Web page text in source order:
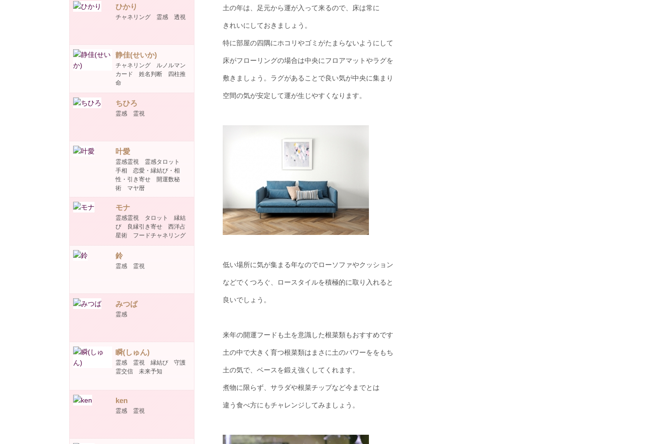
ひかり
チャネリング 霊感 透視
静佳(せいか)
チャネリング ルノルマン
カード 姓名判断 四柱推
命
ちひろ
霊感 霊視
叶愛
霊感霊視 霊感タロット
手相 恋愛・縁結び・相
性・引き寄せ 開運数秘
術 マヤ暦
モナ
霊感霊視 タロット 縁結
び 良縁引き寄せ 西洋占
星術 フードチャネリング
鈴
霊感 霊視
みつば
霊感
瞬(しゅん)
霊感 霊視 縁結び 守護
霊交信 未来予知
ken
霊感 霊視
土の年は、足元から運が入って来るので、床は常に
きれいにしておきましょう。
特に部屋の四隅にホコリやゴミがたまらないようにして
床がフローリングの場合は中央にフロアマットやラグを
敷きましょう。ラグがあることで良い気が中央に集まり
空間の気が安定して運が生じやすくなります。
低い場所に気が集まる年なのでローソファやクッション
などでくつろぐ、ロースタイルを積極的に取り入れると
良いでしょう。
来年の開運フードも土を意識した根菜類もおすすめです
土の中で大きく育つ根菜類はまさに土のパワーををもち
土の気で、ベースを鍛え強くしてくれます。
煮物に限らず、サラダや根菜チップなど今までとは
違う食べ方にもチャレンジしてみましょう。